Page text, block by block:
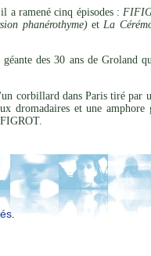
a ramené cinq épisodes :
phanérothyme)et La
des 30 ans de Groland
corbillard dans Paris tiré par
dromadaires et une
.